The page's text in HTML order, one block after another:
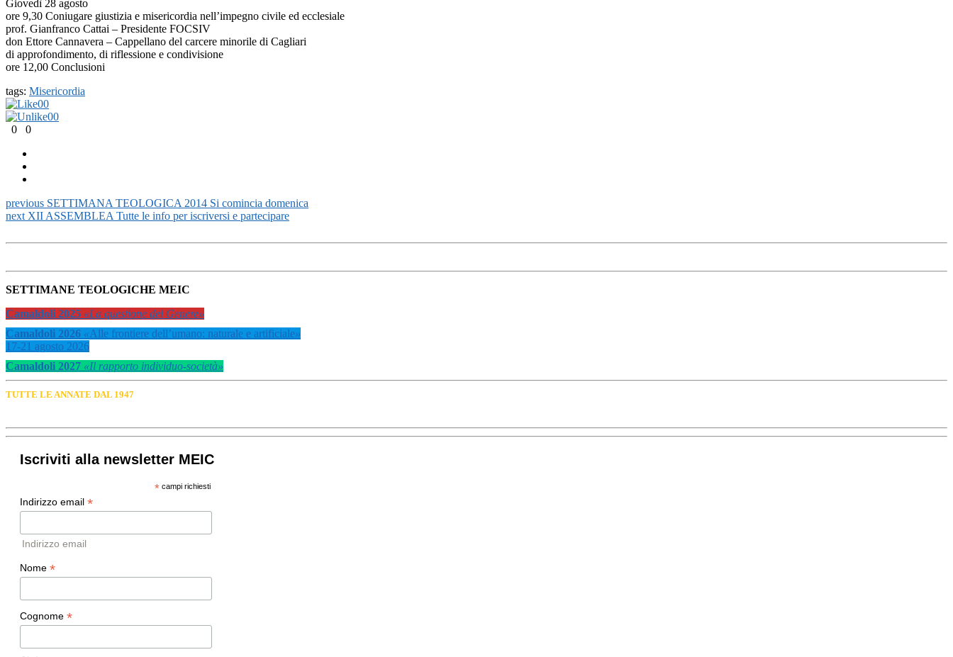
Giovedì 28 agosto
ore 9,30 Coniugare giustizia e misericordia nell’impegno civile ed ecclesiale
prof. Gianfranco Cattai – Presidente FOCSIV
don Ettore Cannavera – Cappellano del carcere minorile di Cagliari
di approfondimento, di riflessione e condivisione
ore 12,00 Conclusioni
tags: Misericordia
00
00
0
0
previous SETTIMANA TEOLOGICA 2014 Si comincia domenica
next XII ASSEMBLEA Tutte le info per iscriversi e partecipare
SETTIMANE TEOLOGICHE MEIC
Camaldoli 2025 «La questione del Genere»
Camaldoli 2026 «Alle frontiere dell’umano: naturale e artificiale»
17-21 agosto 2026
Camaldoli 2027 «Il rapporto individuo-società»
TUTTE LE ANNATE DAL 1947
Iscriviti alla newsletter MEIC
*campi richiesti
Indirizzo email *
Indirizzo email
Nome *
Cognome *